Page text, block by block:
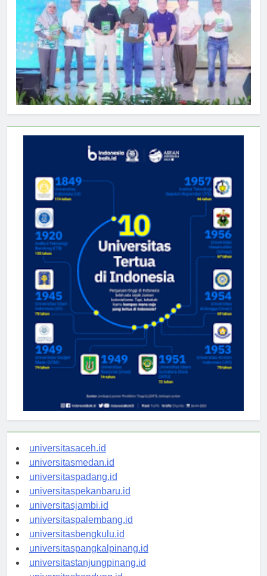
universitasaceh.id
universitasmedan.id
universitaspadang.id
universitaspekanbaru.id
universitasjambi.id
universitaspalembang.id
universitasbengkulu.id
universitaspangkalpinang.id
universitastanjungpinang.id